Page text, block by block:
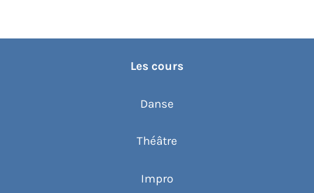
Les cours
Danse
Théâtre
Impro